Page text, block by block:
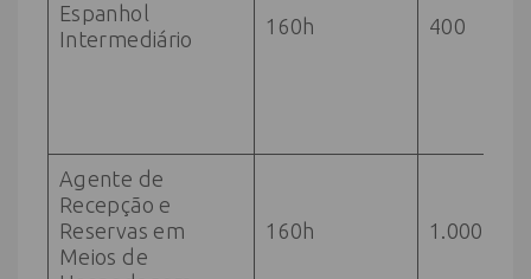
Espanhol
Intermediário
160h 400
Agente de
Recepção e
Reservas em
Meios de
160h 1.000